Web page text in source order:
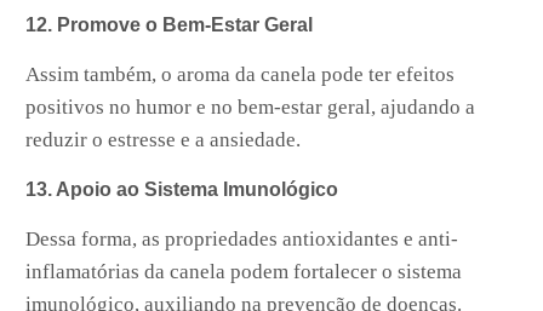
12. Promove o Bem-Estar Geral
Assim também, o aroma da canela pode ter efeitos
positivos no humor e no bem-estar geral, ajudando a
reduzir o estresse e a ansiedade.
13. Apoio ao Sistema Imunológico
Dessa forma, as propriedades antioxidantes e anti-
inflamatórias da canela podem fortalecer o sistema
imunológico, auxiliando na prevenção de doenças.